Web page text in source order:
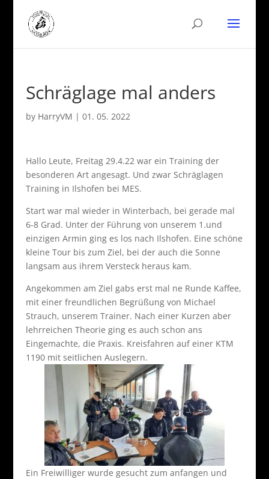
Schräglage mal anders
by HarryVM | 01. 05. 2022
Hallo Leute, Freitag 29.4.22 war ein Training der
besonderen Art angesagt. Und zwar Schräglagen
Training in Ilshofen bei MES.
Start war mal wieder in Winterbach, bei gerade mal
6-8 Grad. Unter der Führung von unserem 1.und
einzigen Armin ging es los nach Ilshofen. Eine schöne
kleine Tour bis zum Ziel, bei der auch die Sonne
langsam aus ihrem Versteck heraus kam.
Angekommen am Ziel gabs erst mal ne Runde Kaffee,
mit einer freundlichen Begrüßung von Michael
Strauch, unserem Trainer. Nach einer Kurzen aber
lehrreichen Theorie ging es auch schon ans
Eingemachte, die Praxis. Kreisfahren auf einer KTM
1190 mit seitlichen Auslegern.
Ein Freiwilliger wurde gesucht zum anfangen und